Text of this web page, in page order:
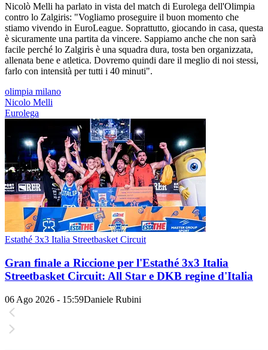
Nicolò Melli ha parlato in vista del match di Eurolega dell'Olimpia
contro lo Zalgiris: "Vogliamo proseguire il buon momento che
stiamo vivendo in EuroLeague. Soprattutto, giocando in casa, questa
è sicuramente una partita da vincere. Sappiamo anche che non sarà
facile perché lo Zalgiris è una squadra dura, tosta ben organizzata,
allenata bene e atletica. Dovremo quindi dare il meglio di noi stessi,
farlo con intensità per tutti i 40 minuti".
olimpia milano
Nicolo Melli
Eurolega
Estathé 3x3 Italia Streetbasket Circuit
Gran finale a Riccione per l'Estathé 3x3 Italia
Streetbasket Circuit: All Star e DKB regine d'Italia
06 Ago 2026 - 15:59Daniele Rubini